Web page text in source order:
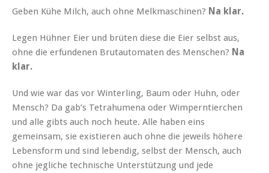
Geben Kühe Milch, auch ohne Melkmaschinen? Na klar.
Legen Hühner Eier und brüten diese die Eier selbst aus,
ohne die erfundenen Brutautomaten des Menschen? Na
klar.
Und wie war das vor Winterling, Baum oder Huhn, oder
Mensch? Da gab’s Tetrahumena oder Wimperntierchen
und alle gibts auch noch heute. Alle haben eins
gemeinsam, sie existieren auch ohne die jeweils höhere
Lebensform und sind lebendig, selbst der Mensch, auch
ohne jegliche technische Unterstützung und jede